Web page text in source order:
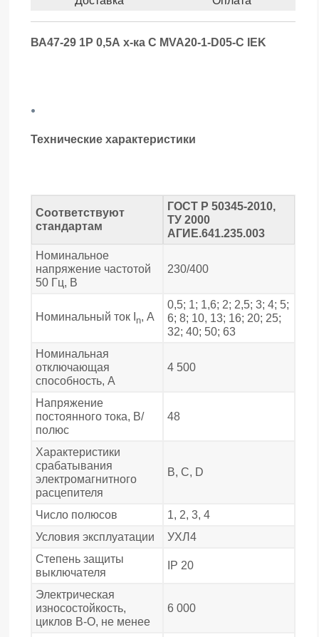
ВА47-29 1Р 0,5А х-ка С MVA20-1-D05-C IEK
.
Технические характеристики
Соответствуют
стандартам
ГОСТ Р 50345-2010,
ТУ 2000
АГИЕ.641.235.003
Номинальное
напряжение частотой
50 Гц, В
230/400
Номинальный ток I n, А
0,5; 1; 1,6; 2; 2,5; 3; 4; 5;
6; 8; 10, 13; 16; 20; 25;
32; 40; 50; 63
Номинальная
отключающая
способность, А
4 500
Напряжение
постоянного тока, В/
полюс
48
Характеристики
срабатывания
электромагнитного
расцепителя
В, С, D
Число полюсов
1, 2, 3, 4
Условия эксплуатации
УХЛ4
Степень защиты
выключателя
IP 20
Электрическая
износостойкость,
циклов В-О, не менее
6 000